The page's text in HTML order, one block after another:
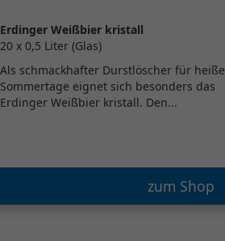
Erdinger Weißbier kristall
20 x 0,5 Liter (Glas)
Als schmackhafter Durstlöscher für heiße
Sommertage eignet sich besonders das
Erdinger Weißbier kristall. Den...
zum Shop